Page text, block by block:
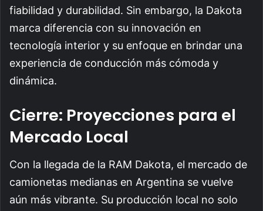
fiabilidad y durabilidad. Sin embargo, la Dakota
marca diferencia con su innovación en
tecnología interior y su enfoque en brindar una
experiencia de conducción más cómoda y
dinámica.
Cierre: Proyecciones para el
Mercado Local
Con la llegada de la RAM Dakota, el mercado de
camionetas medianas en Argentina se vuelve
aún más vibrante. Su producción local no solo